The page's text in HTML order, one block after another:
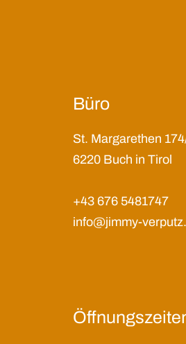
Büro
St. Margarethen
6220 Buch in Tirol
+43 676 5481747
info@jimmy-